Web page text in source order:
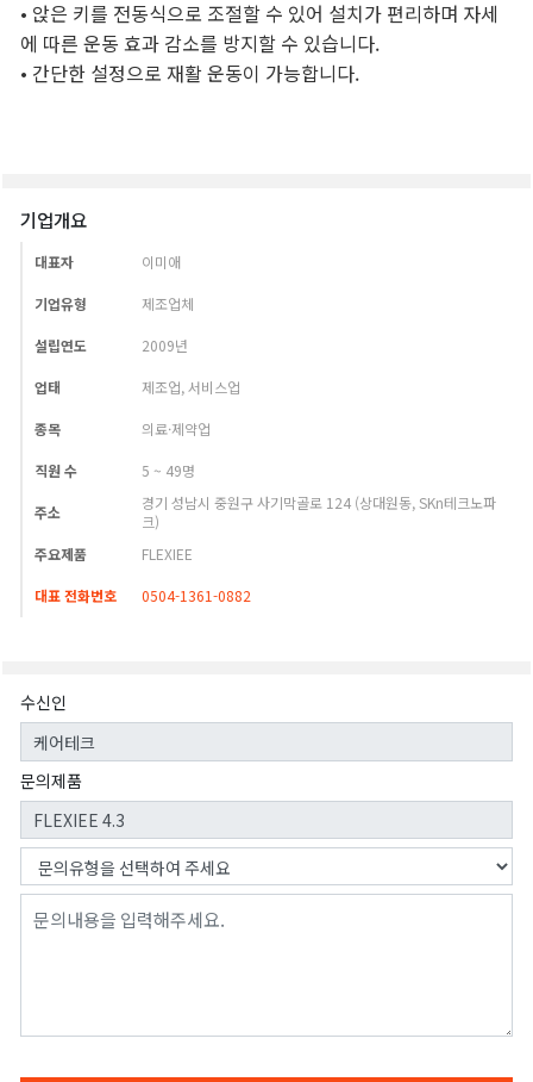
기업개요
대표자 이미애
기업유형 제조업체
설립연도 2009년
업태 제조업, 서비스업
종목 의료·제약업
직원 수 5 ~ 49명
주소
경기 성남시 중원구 사기막골로 124 (상대원동, SKn테크노파
크)
주요제품
FLEXIEE
대표 전화번호 0504-1361-0882
수신인
문의제품